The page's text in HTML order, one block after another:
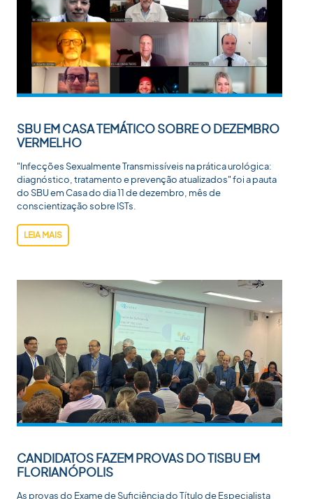
SBU EM CASA TEMÁTICO SOBRE O DEZEMBRO
VERMELHO
"Infecções Sexualmente Transmissíveis na prática urológica:
diagnóstico, tratamento e prevenção atualizados" foi a pauta
do SBU em Casa do dia 11 de dezembro, mês de
conscientização sobre ISTs.
LEIA MAIS
CANDIDATOS FAZEM PROVAS DO TISBU EM
FLORIANÓPOLIS
As provas do Exame de Suficiência do Título de Especialista